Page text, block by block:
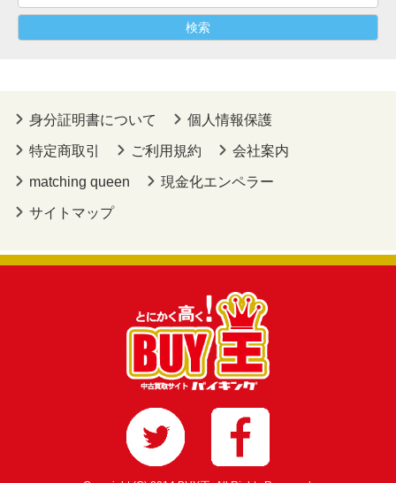
身分証明書について 個人情報保護
特定商取引 ご利用規約 会社案内
matching queen 現金化エンペラー
サイトマップ